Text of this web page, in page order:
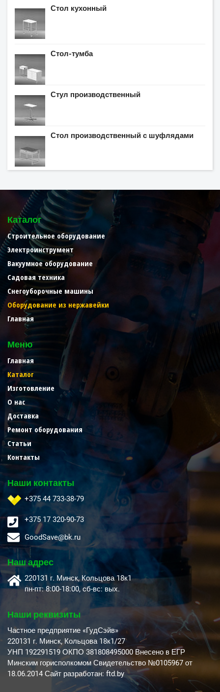
Стол кухонный
Стол-тумба
Стул производственный
Стол производственный с шуфлядами
Каталог
Строительное оборудование
Электроинструмент
Вакуумное оборудование
Садовая техника
Снегоуборочные машины
Оборудование из нержавейки
Главная
Меню
Главная
Каталог
Изготовление
О нас
Доставка
Ремонт оборудования
Статьи
Контакты
Наши контакты
+375 44 733-38-79
+375 17 320-90-73
GoodSave@bk.ru
Наш адрес
220131 г. Минск, Кольцова 18к1
пн-пт: 8:00-18:00, cб-вс: вых.
Наши реквизиты
Частное предприятие «ГудСэйв»
220131 г. Минск, Кольцова 18к1/27
УНП 192291519 ОКПО 381808495000 Внесено в ЕГР
Минским горисполкомом Свидетельство №0105967 от
18.06.2014 Сайт разработан: ftd.by